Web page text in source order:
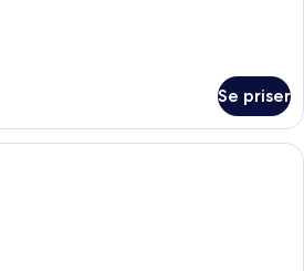
Se priser
Ett hotellrum med två sängar, ett